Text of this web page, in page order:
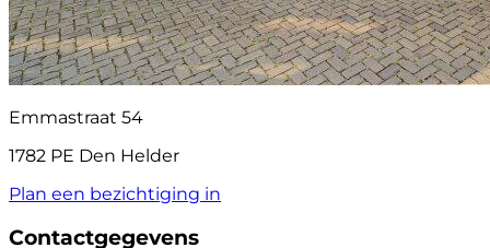
Emmastraat 54
1782 PE Den Helder
Plan een bezichtiging in
Contactgegevens